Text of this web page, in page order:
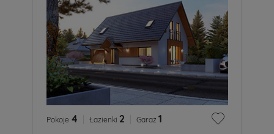
Pokoje 4 Łazienki 2 Garaż 1